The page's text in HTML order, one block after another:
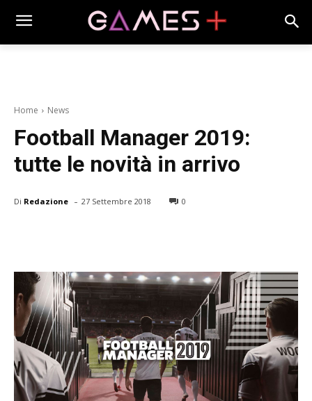
Home News
Football Manager 2019:
tutte le novità in arrivo
Di Redazione - 27 Settembre 2018 0